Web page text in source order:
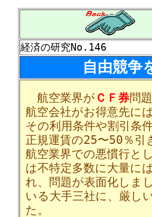
経済の研究No.146
自由競争
航空業界が ＣＦ券問
航空会社がお得意先に
その利用条件や割引条
正規運賃の25〜50％
航空業界での悪慣行と
は不特定多数に大量に
れ、問題が表面化しま
いる大手三社に、厳し
た。